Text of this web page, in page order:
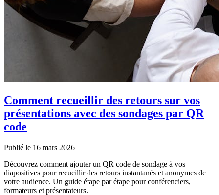
Comment recueillir des retours sur vos
présentations avec des sondages par QR
code
Publié le 16 mars 2026
Découvrez comment ajouter un QR code de sondage à vos
diapositives pour recueillir des retours instantanés et anonymes de
votre audience. Un guide étape par étape pour conférenciers,
formateurs et présentateurs.